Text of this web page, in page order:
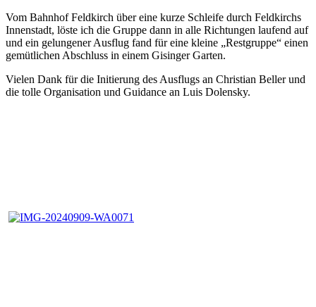
Vom Bahnhof Feldkirch über eine kurze Schleife durch Feldkirchs
Innenstadt, löste ich die Gruppe dann in alle Richtungen laufend auf
und ein gelungener Ausflug fand für eine kleine „Restgruppe“ einen
gemütlichen Abschluss in einem Gisinger Garten.
Vielen Dank für die Initierung des Ausflugs an Christian Beller und
die tolle Organisation und Guidance an Luis Dolensky.